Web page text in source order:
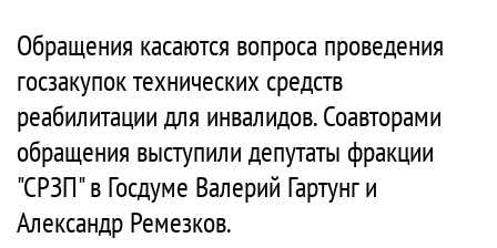
Обращения касаются вопроса проведения
госзакупок технических средств
реабилитации для инвалидов. Соавторами
обращения выступили депутаты фракции
"СРЗП" в Госдуме Валерий Гартунг и
Александр Ремезков.